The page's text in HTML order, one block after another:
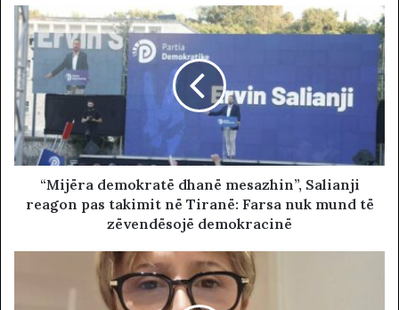
“Mijëra demokratë dhanë mesazhin”, Salianji
reagon pas takimit në Tiranë: Farsa nuk mund të
zëvendësojë demokracinë